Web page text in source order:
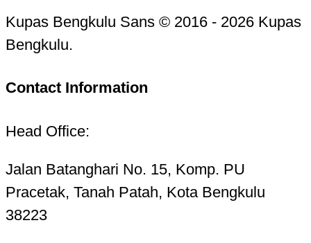
Kupas Bengkulu Sans © 2016 - 2026 Kupas
Bengkulu.
Contact Information
Head Office:
Jalan Batanghari No. 15, Komp. PU
Pracetak, Tanah Patah, Kota Bengkulu
38223